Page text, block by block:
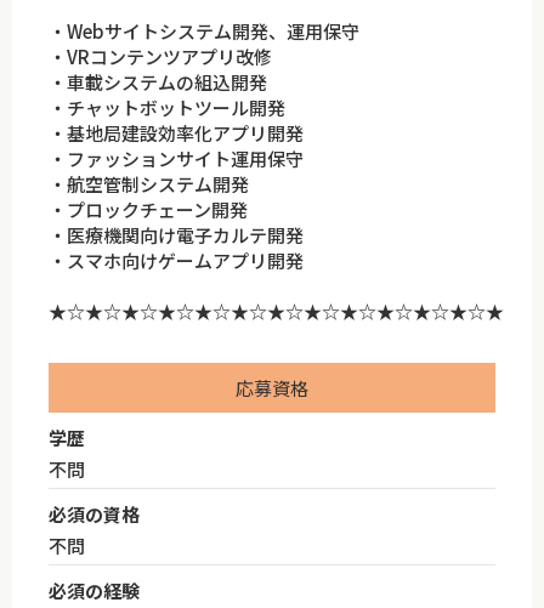
・Webサイトシステム開発、運用保守
・VRコンテンツアプリ改修
・車載システムの組込開発
・チャットボットツール開発
・基地局建設効率化アプリ開発
・ファッションサイト運用保守
・航空管制システム開発
・プロックチェーン開発
・医療機関向け電子カルテ開発
・スマホ向けゲームアプリ開発
★☆★☆★☆★☆★☆★☆★☆★☆★☆★☆★☆★☆★
応募資格
学歴
不問
必須の資格
不問
必須の経験